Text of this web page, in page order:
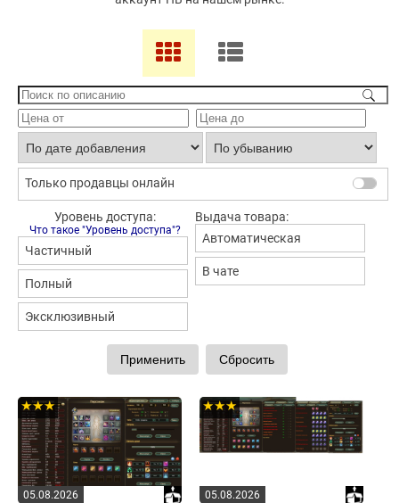
Только продавцы онлайн
Уровень доступа:
Что такое "Уровень доступа"?
Частичный
Полный
Эксклюзивный
Выдача товара:
Автоматическая
В чате
05.08.2026
★★★
05.08.2026
★★★